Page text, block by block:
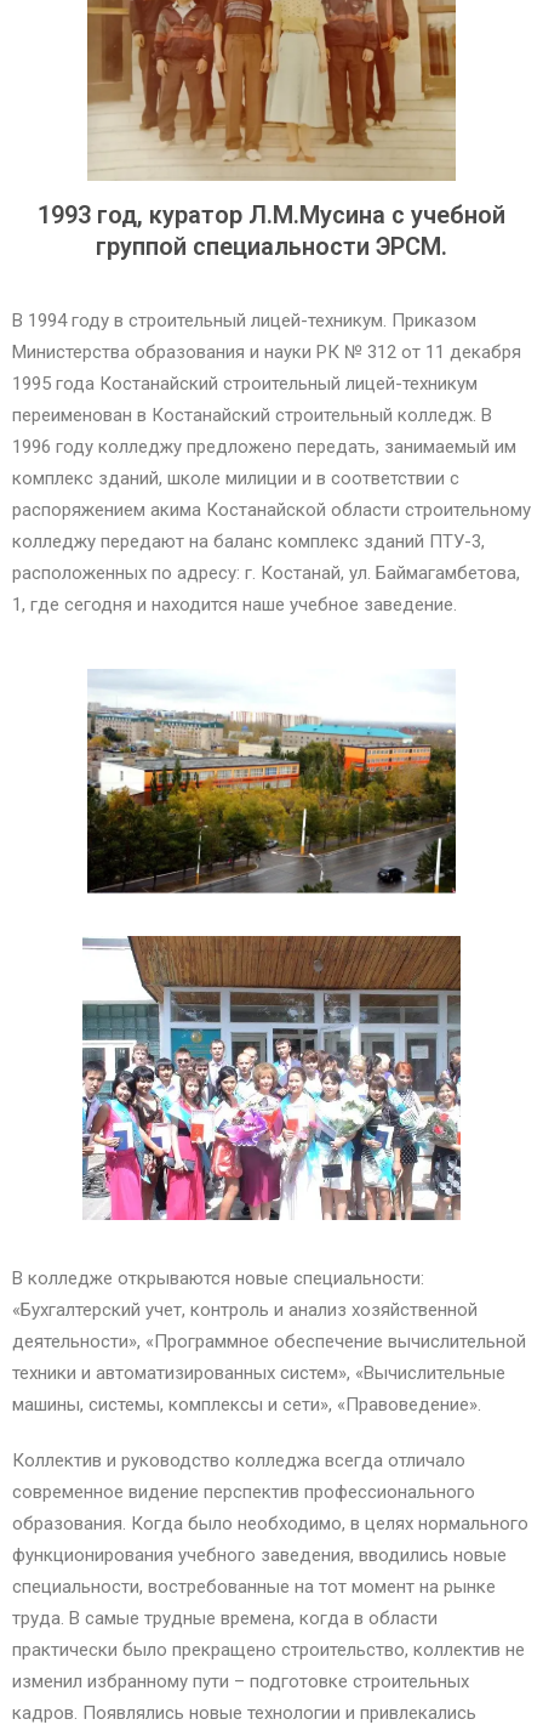
1993 год, куратор Л.М.Мусина с учебной
группой специальности ЭРСМ.
В 1994 году в строительный лицей-техникум. Приказом
Министерства образования и науки РК № 312 от 11 декабря
1995 года Костанайский строительный лицей-техникум
переименован в Костанайский строительный колледж. В
1996 году колледжу предложено передать, занимаемый им
комплекс зданий, школе милиции и в соответствии с
распоряжением акима Костанайской области строительному
колледжу передают на баланс комплекс зданий ПТУ-3,
расположенных по адресу: г. Костанай, ул. Баймагамбетова,
1, где сегодня и находится наше учебное заведение.
В колледже открываются новые специальности:
«Бухгалтерский учет, контроль и анализ хозяйственной
деятельности», «Программное обеспечение вычислительной
техники и автоматизированных систем», «Вычислительные
машины, системы, комплексы и сети», «Правоведение».
Коллектив и руководство колледжа всегда отличало
современное видение перспектив профессионального
образования. Когда было необходимо, в целях нормального
функционирования учебного заведения, вводились новые
специальности, востребованные на тот момент на рынке
труда. В самые трудные времена, когда в области
практически было прекращено строительство, коллектив не
изменил избранному пути – подготовке строительных
кадров. Появлялись новые технологии и привлекались